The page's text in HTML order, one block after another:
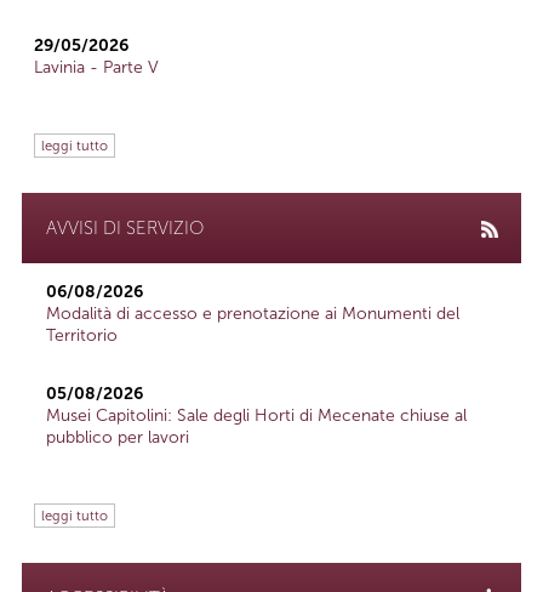
29/05/2026
Lavinia - Parte V
leggi tutto
AVVISI DI SERVIZIO
06/08/2026
Modalità di accesso e prenotazione ai Monumenti del
Territorio
05/08/2026
Musei Capitolini: Sale degli Horti di Mecenate chiuse al
pubblico per lavori
leggi tutto